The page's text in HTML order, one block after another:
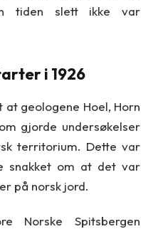
tiden slett ikke var
i 1926
geologene Hoel, Horn
gjorde undersøkelser
territorium. Dette var
snakket om at det var
på norsk jord.
Norske Spitsbergen